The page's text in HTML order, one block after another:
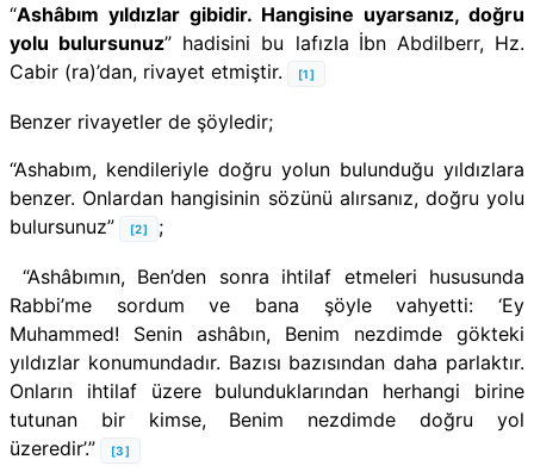
“Ashâbım yıldızlar gibidir. Hangisine uyarsanız, doğru
yolu bulursunuz” hadisini bu lafızla İbn Abdilberr, Hz.
Cabir (ra)’dan, rivayet etmiştir.
[1]
Benzer rivayetler de şöyledir;
“Ashabım, kendileriyle doğru yolun bulunduğu yıldızlara
benzer. Onlardan hangisinin sözünü alırsanız, doğru yolu
bulursunuz”
[2] ;
“Ashâbımın, Ben’den sonra ihtilaf etmeleri hususunda
Rabbi’me sordum ve bana şöyle vahyetti: ‘Ey
Muhammed! Senin ashâbın, Benim nezdimde gökteki
yıldızlar konumundadır. Bazısı bazısından daha parlaktır.
Onların ihtilaf üzere bulunduklarından herhangi birine
tutunan bir kimse, Benim nezdimde doğru yol
üzeredir’.”
[3]